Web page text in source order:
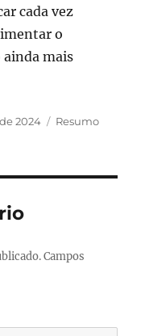
cada vez
o
mais
2024 Categorias
Resumo
Campos